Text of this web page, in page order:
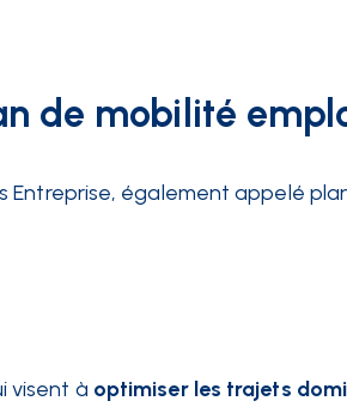
de mobilité
Entreprise, également appelé
visent à optimiser les trajets